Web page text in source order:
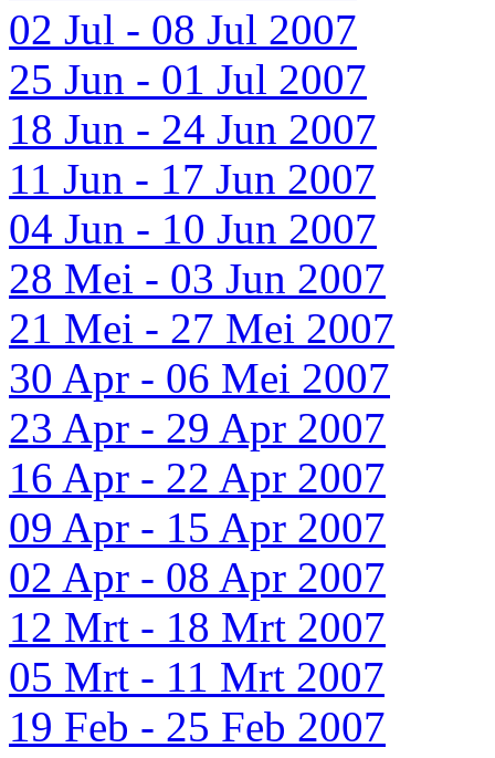
02 Jul - 08 Jul 2007
25 Jun - 01 Jul 2007
18 Jun - 24 Jun 2007
11 Jun - 17 Jun 2007
04 Jun - 10 Jun 2007
28 Mei - 03 Jun 2007
21 Mei - 27 Mei 2007
30 Apr - 06 Mei 2007
23 Apr - 29 Apr 2007
16 Apr - 22 Apr 2007
09 Apr - 15 Apr 2007
02 Apr - 08 Apr 2007
12 Mrt - 18 Mrt 2007
05 Mrt - 11 Mrt 2007
19 Feb - 25 Feb 2007